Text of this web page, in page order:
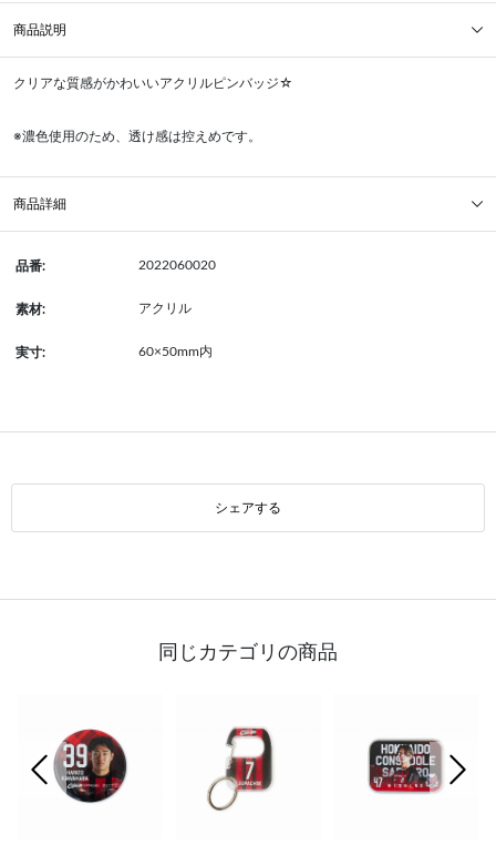
商品説明
クリアな質感がかわいいアクリルピンバッジ☆
※濃色使用のため、透け感は控えめです。
商品詳細
品番: 2022060020
素材: アクリル
実寸: 60×50mm内
シェアする
同じカテゴリの商品
前の画像